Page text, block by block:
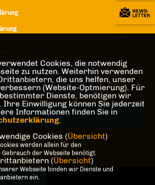
Verifizierung
Hier klicken
FriendlyCaptcha ⇗
Treptow-
Cookies, die notwendig
zu nutzen. Weiterhin verwenden
die uns helfen, unser
(Website-Optmierung). Für
Dienste, benötigen wir
Einwilligung können Sie jederzeit
Informationen finden Sie in
.
Cookies (Übersicht)
werden allein für den
der Webseite benötigt.
(Übersicht)
Webseite binden wir Dienste und
ein.